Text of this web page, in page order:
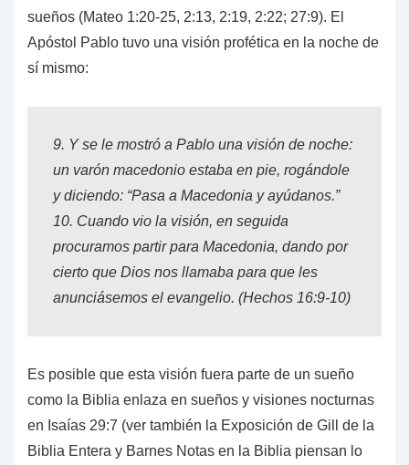
sueños (Mateo 1:20-25, 2:13, 2:19, 2:22; 27:9). El
Apóstol Pablo tuvo una visión profética en la noche de
sí mismo:
9. Y se le mostró a Pablo una visión de noche:
un varón macedonio estaba en pie, rogándole
y diciendo: “Pasa a Macedonia y ayúdanos.”
10. Cuando vio la visión, en seguida
procuramos partir para Macedonia, dando por
cierto que Dios nos llamaba para que les
anunciásemos el evangelio. (Hechos 16:9-10)
Es posible que esta visión fuera parte de un sueño
como la Biblia enlaza en sueños y visiones nocturnas
en Isaías 29:7 (ver también la Exposición de Gill de la
Biblia Entera y Barnes Notas en la Biblia piensan lo